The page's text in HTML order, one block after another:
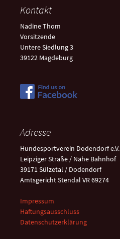
Kontakt
Nadine Thom
Vorsitzende
Untere Siedlung 3
39122 Magdeburg
Adresse
Hundesportverein Dodendorf e.V.
Leipziger Straße / Nähe Bahnhof
39171 Sülzetal / Dodendorf
Amtsgericht Stendal VR 69274
Impressum
Haftungsausschluss
Datenschutzerklärung